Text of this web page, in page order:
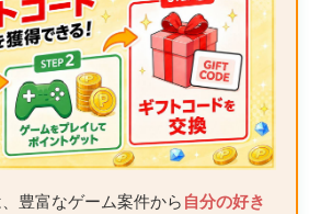
豊富なゲーム案件から 自分の好き